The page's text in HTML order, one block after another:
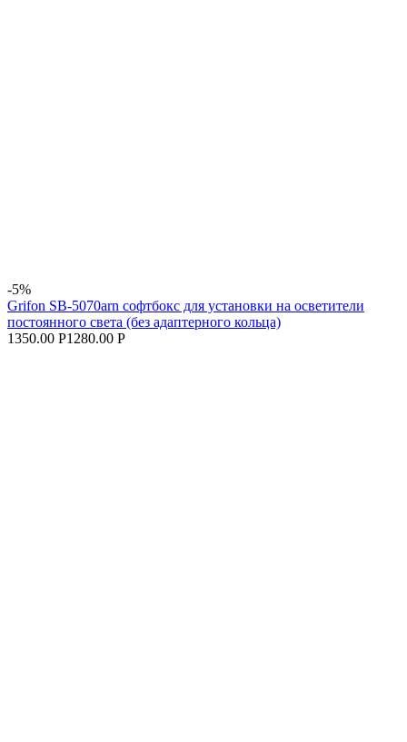
-5%
Grifon SB-5070arn софтбокс для установки на осветители
постоянного света (без адаптерного кольца)
1350.00 Р1280.00 Р